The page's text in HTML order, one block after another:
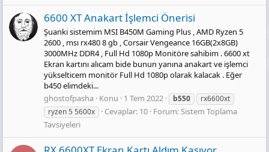
6600 XT Anakart İşlemci Önerisi
Şuanki sistemim MSI B450M Gaming Plus , AMD Ryzen 5
2600 , msı rx480 8 gb , Corsair Vengeance 16GB(2x8GB)
3000MHz DDR4 , Full Hd 1080p Monitöre sahibim . 6600 xt
Ekran kartını alıcam bide bunun yanına anakart ve işlemci
yükselticem monitör Full Hd 1080p olarak kalacak . Eğer
b450 elimdeki...
ghostofpasha Konu 1 Tem 2022 b550
rx6600xt
ryzen 5 5600x
Cevaplar: 10 Forum:Sistem Toplama
Tavsiyeleri